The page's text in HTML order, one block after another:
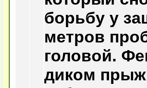
борьбу у
метров
головой.
диком